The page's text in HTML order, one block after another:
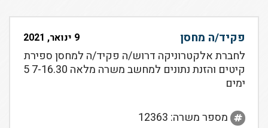
פקיד/ה מחסן 9 ינואר, 2021
לחברת אלקטרוניקה דרוש/ה פקיד/ה למחסן ספירת
קיטים והזנת נתונים למחשב משרה מלאה 7-16.30 5
ימים
מספר משרה: 12363